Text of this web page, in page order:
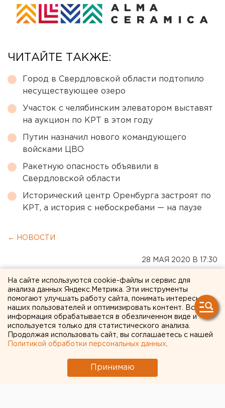
ЧИТАЙТЕ ТАКЖЕ:
Город в Свердловской области подтопило
несуществующее озеро
Участок с челябинским элеватором выставят
на аукцион по КРТ в этом году
Путин назначил нового командующего
войсками ЦВО
Ракетную опасность объявили в
Свердловской области
Исторический центр Оренбурга застроят по
КРТ, а история с небоскребами — на паузе
← НОВОСТИ
28 МАЯ 2020 В 17:30
Директора
правительственной
организации оставили в
На сайте используются cookie-файлы и сервис для
анализа данных Яндекс.Метрика. Эти инструменты
помогают улучшать работу сайта, понимать интересы
наших пользователей и оптимизировать контент. Вся
информация обрабатывается в обезличенном виде и
используется только для статистического анализа.
Продолжая использовать сайт, вы соглашаетесь с нашей
Политикой обработки персональных данных
Принимаю